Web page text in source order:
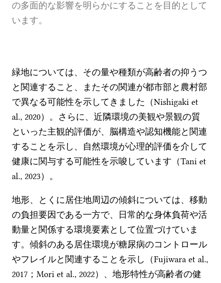
の多面的な影響を明らかにすることを目的として
います。
緑地については、その量や種類が高齢者の抑うつ
と関連すること、またその関連が都市部と農村部
で異なる可能性を示してきました（Nishigaki et
al., 2020）。さらに、近隣環境の美観や景観の質
といった主観的評価が、脳構造や認知機能と関連
することを示し、自然環境が心理的評価を介して
健康に関与する可能性を示唆しています（Tani et
al., 2023）。
地形、とくに居住地周辺の傾斜については、移動
の負担要因である一方で、日常的な身体負荷や活
動量と関係する環境要素として位置づけていま
す。傾斜のある居住環境が糖尿病のコントロール
やフレイルと関連することを示し（Fujiwara et al.,
2017；Mori et al., 2022）、地形特性が高齢者の健